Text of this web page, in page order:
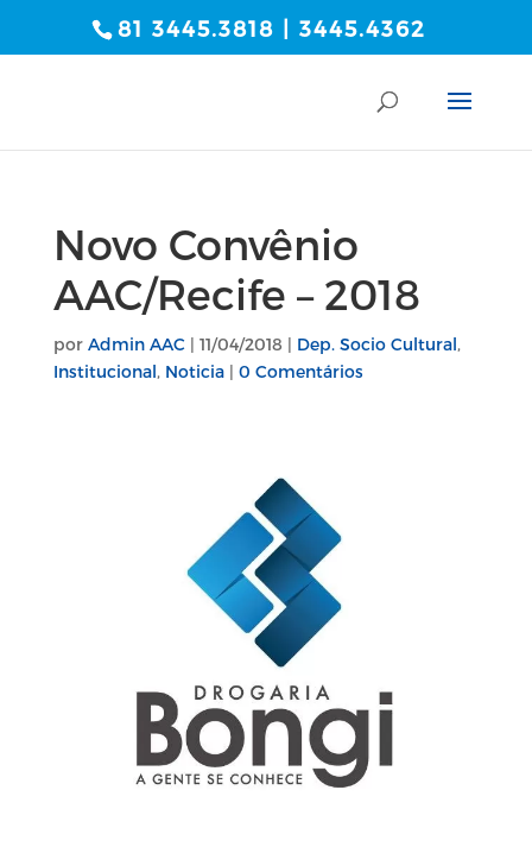
81 3445.3818 | 3445.4362
Novo Convênio
AAC/Recife – 2018
por Admin AAC| 11/04/2018 | Dep. Socio Cultural,
Institucional, Noticia| 0 Comentários